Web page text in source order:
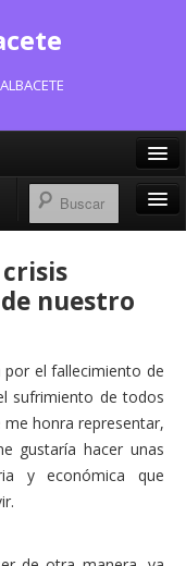
nuestro
el fallecimiento de
sufrimiento de todos
honra representar,
gustaría hacer unas
y económica que